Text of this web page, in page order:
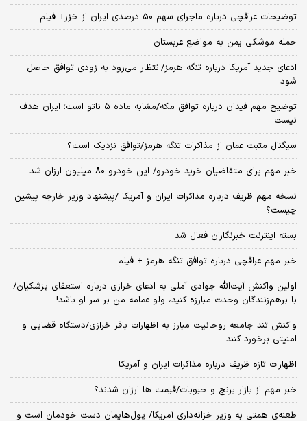
توضیحات عراقچی درباره ماجرای سهم ۵۰ درصدی ایران از خزر+ فیلم
حمله موشکی یمن به مواضع عربستان
ادعای جدید آمریکا درباره تنگه هرمز/انتظار می‌رود به زودی توافق حاصل
شود
توضیح مهم فیدان درباره توافق مکه/مشابه ماده ۵ ناتو است؛ ایران هدف
نیست
سیگنال‌ مثبت عمان از مذاکرات تنگه هرمز/توافق نزدیک است؟
خبر مهم برای متقاضیان خرید خودرو/ این خودرو ۸۰ میلیون ارزان شد
نسخه‌ مهم ظریف درباره مذاکرات ایران و آمریکا /پیشنهاد وزیر خارجه پیشین
چیست؟
بسته اینترنت خبرنگاران فعال شد
خبر مهم عراقچی درباره توافق تنگه هرمز + فیلم
اولین واکنش آیت‌الله جوادی آملی به ادعای خرازی درباره استعفای پزشکیان/
با برهم‌زنندگان وحدت مبارزه کنید، ولو عمامه من بر سر او باشد!
واکنش تند جامعه روحانیت مبارز به اظهارات باقر خرازی/دستگاه قضایی و
امنیتی برخورد کنند
اظهارات تازه ظریف درباره مذاکرات ایران و آمریکا
خبر مهم از بازار برنج و حبوبات/قیمت ها ارزان شدند؟
طعنه‌ی‌ همتی به وزیر خزانه‌داری آمریکا/ پول‌هایمان دست خودمان است و